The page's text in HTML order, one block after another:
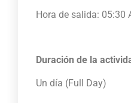
Hora de salida: 05:30
Duración de la
Un día (Full Day)